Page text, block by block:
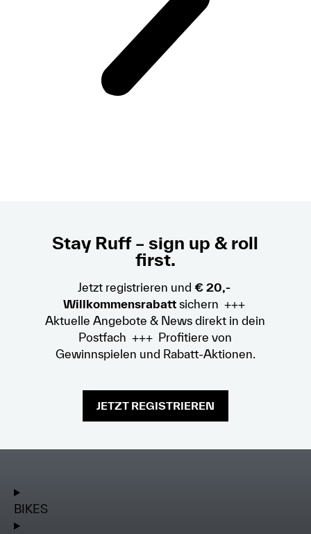
Stay Ruff – sign up & roll
first.
Jetzt registrieren und € 20,-
Willkommensrabattsichern +++
Aktuelle Angebote & News direkt in dein
Postfach +++ Profitiere von
Gewinnspielen und Rabatt-Aktionen.
JETZT REGISTRIEREN
BIKES